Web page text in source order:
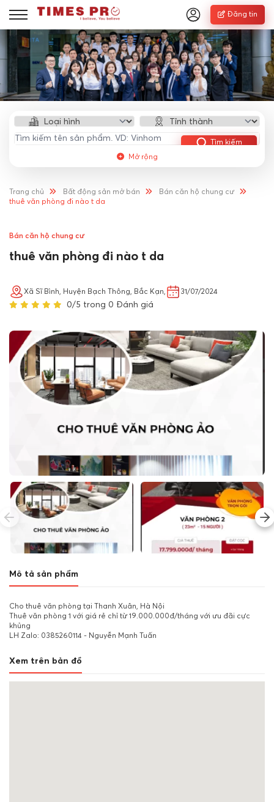
Đăng tin
Tìm kiếm
Mở rộng
Trang chủ Bất động sản mở bán
Bán căn hộ chung cư
thuê văn phòng đi nào t da
Bán căn hộ chung cư
thuê văn phòng đi nào t da
Xã Sĩ Bình, Huyện Bạch Thông, Bắc Kạn, 31/07/2024
0/5 trong 0 Đánh giá
Mô tả sản phẩm
Cho thuê văn phòng tại Thanh Xuân, Hà Nội
Thuê văn phòng 1 với giá rẻ chỉ từ 19.000.000đ/tháng với ưu đãi cực
khủng
LH Zalo: 0385260114 - Nguyễn Mạnh Tuấn
Xem trên bản đồ